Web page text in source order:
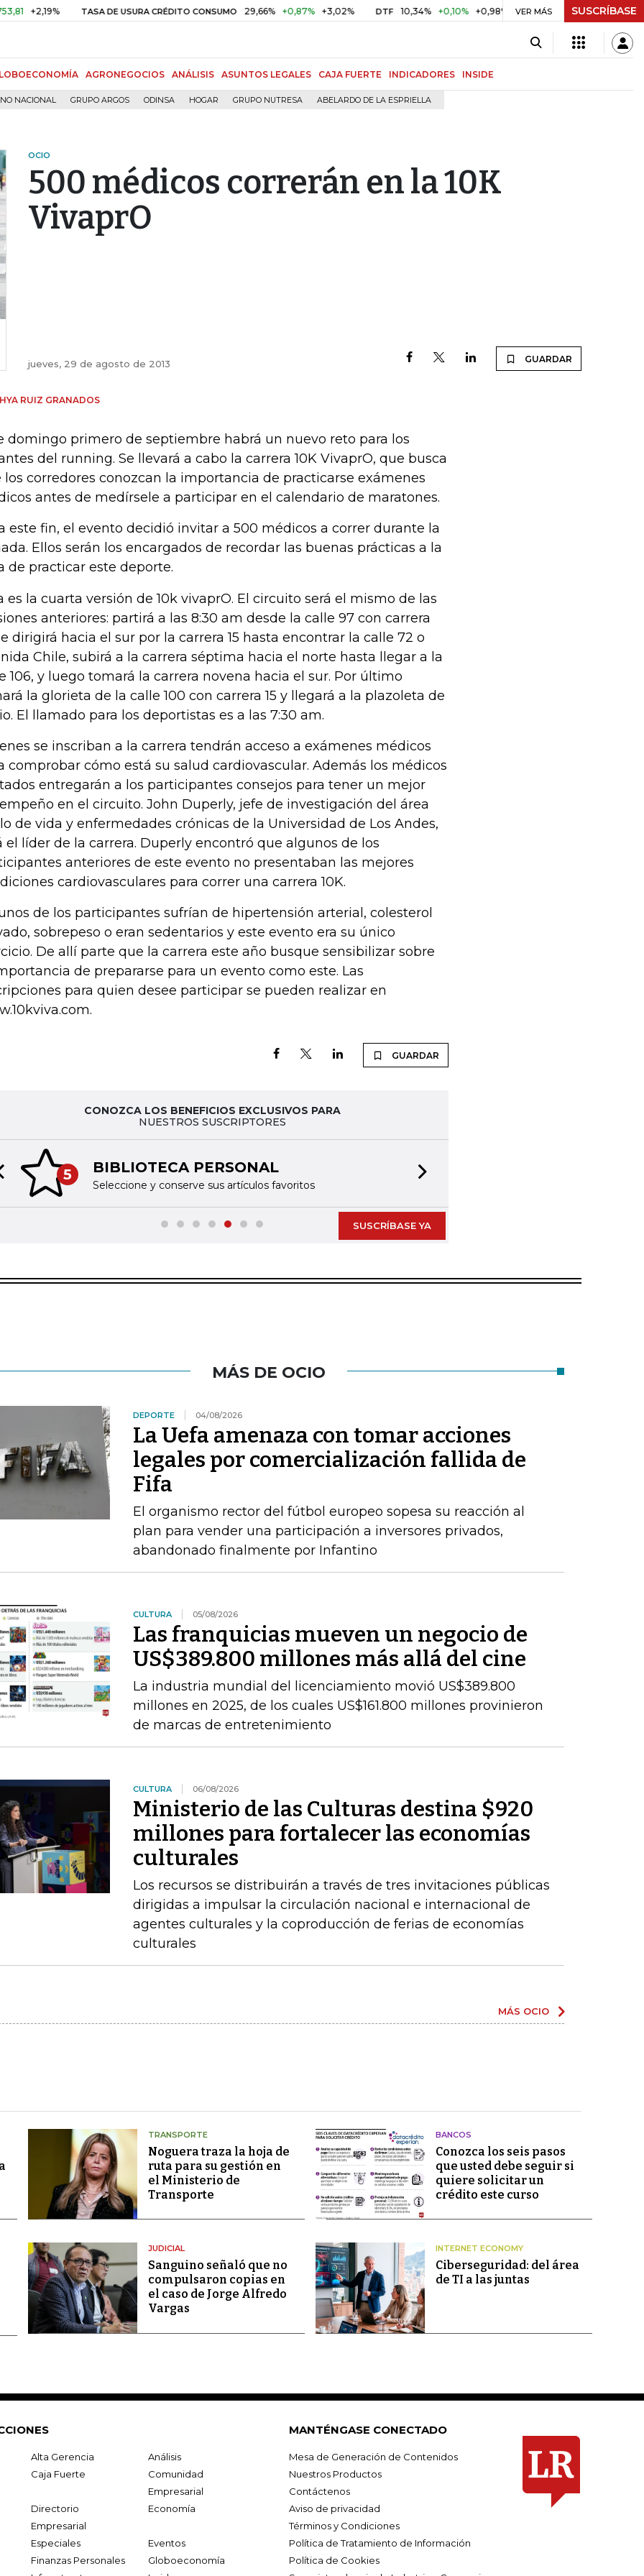
TASA DE USURA CRÉDITO CONSUMO 29,66% +0,87% +3,02% DTF 10,34% +0,10% +0,98% UVR $ 416,91 +$ 0,05 +0,01%
VER MÁS SUSCRÍBASE
AGRONEGOCIOS ANÁLISIS ASUNTOS LEGALES CAJA FUERTE INDICADORES INSIDE
NACIONAL GRUPO ARGOS ODINSA HOGAR GRUPO NUTRESA ABELARDO DE LA ESPRIELLA
OCIO
500 médicos correrán en la 10K
VivaprO
jueves, 29 de agosto de 2013 GUARDAR
RUIZ GRANADOS
domingo primero de septiembre habrá un nuevo reto para los
del running. Se llevará a cabo la carrera 10K VivaprO, que busca
los corredores conozcan la importancia de practicarse exámenes
antes de medírsele a participar en el calendario de maratones.
este fin, el evento decidió invitar a 500 médicos a correr durante la
Ellos serán los encargados de recordar las buenas prácticas a la
de practicar este deporte.
es la cuarta versión de 10k vivaprO. El circuito será el mismo de las
anteriores: partirá a las 8:30 am desde la calle 97 con carrera
dirigirá hacia el sur por la carrera 15 hasta encontrar la calle 72 o
Chile, subirá a la carrera séptima hacia el norte hasta llegar a la
106, y luego tomará la carrera novena hacia el sur. Por último
la glorieta de la calle 100 con carrera 15 y llegará a la plazoleta de
El llamado para los deportistas es a las 7:30 am.
se inscriban a la carrera tendrán acceso a exámenes médicos
comprobar cómo está su salud cardiovascular. Además los médicos
entregarán a los participantes consejos para tener un mejor
en el circuito. John Duperly, jefe de investigación del área
de vida y enfermedades crónicas de la Universidad de Los Andes,
el líder de la carrera. Duperly encontró que algunos de los
anteriores de este evento no presentaban las mejores
cardiovasculares para correr una carrera 10K.
de los participantes sufrían de hipertensión arterial, colesterol
sobrepeso o eran sedentarios y este evento era su único
De allí parte que la carrera este año busque sensibilizar sobre
de prepararse para un evento como este. Las
para quien desee participar se pueden realizar en
GUARDAR
CONOZCA LOS BENEFICIOS EXCLUSIVOS PARA
NUESTROS SUSCRIPTORES
5 BIBLIOTECA PERSONAL
Seleccione y conserve sus artículos favoritos
slide
SUSCRÍBASE YA
MÁS DE OCIO
DEPORTE 04/08/2026
La Uefa amenaza con tomar acciones
legales por comercialización fallida de
Fifa
El organismo rector del fútbol europeo sopesa su reacción al
plan para vender una participación a inversores privados,
abandonado finalmente por Infantino
CULTURA 05/08/2026
Las franquicias mueven un negocio de
US$389.800 millones más allá del cine
La industria mundial del licenciamiento movió US$389.800
millones en 2025, de los cuales US$161.800 millones provinieron
de marcas de entretenimiento
CULTURA 06/08/2026
Ministerio de las Culturas destina $920
millones para fortalecer las economías
culturales
Los recursos se distribuirán a través de tres invitaciones públicas
dirigidas a impulsar la circulación nacional e internacional de
agentes culturales y la coproducción de ferias de economías
culturales
MÁS OCIO
TRANSPORTE
Noguera traza la hoja de
ruta para su gestión en
el Ministerio de
Transporte
BANCOS
Conozca los seis pasos
que usted debe seguir si
quiere solicitar un
crédito este curso
JUDICIAL
Sanguino señaló que no
compulsaron copias en
el caso de Jorge Alfredo
Vargas
INTERNET ECONOMY
Ciberseguridad: del área
de TI a las juntas
Alta Gerencia
Análisis
Caja Fuerte
Comunidad
Empresarial
Directorio
Empresarial
Economía
Especiales
Eventos
Finanzas Personales
Globoeconomía
MANTÉNGASE CONECTADO
Mesa de Generación de Contenidos
Nuestros Productos
Contáctenos
Aviso de privacidad
Términos y Condiciones
Política de Tratamiento de Información
Política de Cookies